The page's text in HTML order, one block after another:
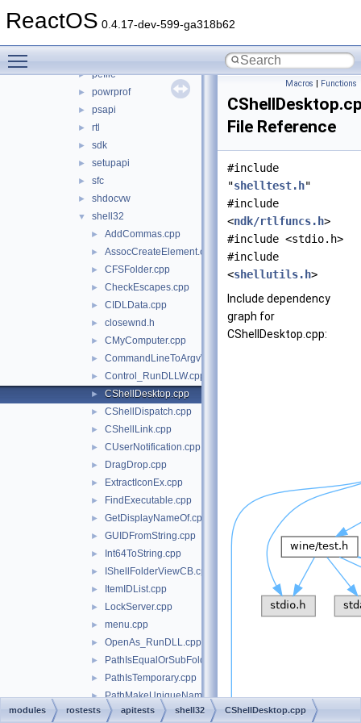
ReactOS 0.4.17-dev-599-ga318b62
► ole32
► pefile
► powrprof
► psapi
► rtl
► sdk
► setupapi
► sfc
► shdocvw
▼ shell32
► AddCommas.cpp
► AssocCreateElement.cpp
► CFSFolder.cpp
► CheckEscapes.cpp
► CIDLData.cpp
► closewnd.h
► CMyComputer.cpp
► CommandLineToArgvW.cpp
► Control_RunDLLW.cpp
► CShellDesktop.cpp
► CShellDispatch.cpp
► CShellLink.cpp
► CUserNotification.cpp
► DragDrop.cpp
► ExtractIconEx.cpp
► FindExecutable.cpp
► GetDisplayNameOf.cpp
► GUIDFromString.cpp
► Int64ToString.cpp
► IShellFolderViewCB.cpp
► ItemIDList.cpp
► LockServer.cpp
► menu.cpp
► OpenAs_RunDLL.cpp
► PathIsEqualOrSubFolder.cpp
► PathIsTemporary.cpp
► PathMakeUniqueName.cpp
► PathProcessCommand.cpp
Macros | Functions
File Reference
#include
"shelltest.h"
#include
<ndk/rtlfuncs.h>
#include <stdio.h>
#include
<shellutils.h>
Include dependency
graph for
CShellDesktop.cpp:
modules rostests apitests shell32 CShellDesktop.cpp